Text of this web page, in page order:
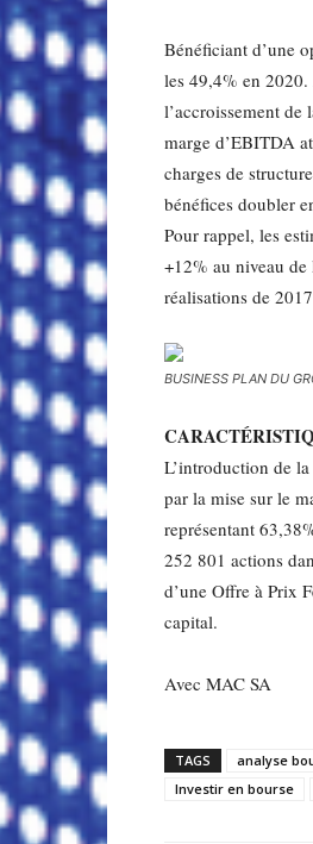
Bénéficiant d’une
les 49,4% en 2020.
l’accroissement
marge d’EBITDA
charges de
bénéfices doubler
Pour rappel, les
+12% au niveau
réalisations de
BUSINESS PLAN DU
L’introduction de
par la mise sur le
représentant
252 801 actions
d’une Offre à Prix
capital.
Avec MAC SA
TAGS analyse
Investir en bourse